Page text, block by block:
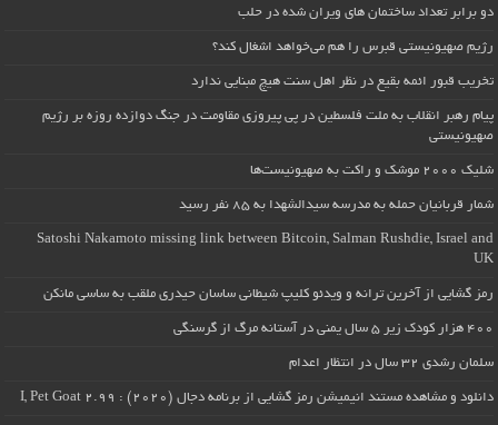
دو برابر تعداد ساختمان های ویران شده در حلب
رژیم صهیونیستی قبرس را هم می‌خواهد اشغال کند؟
تخریب قبور ائمه بقیع در نظر اهل سنت هیچ مبنایی ندارد
پیام رهبر انقلاب به ملت فلسطین در پی پیروزی مقاومت در جنگ دوازده روزه بر رژیم
صهیونیستی
شلیک ۲۰۰۰ موشک و راکت به صهیونیست‌ها
شمار قربانیان حمله به مدرسه سیدالشهدا به ۸۵ نفر رسید
Satoshi Nakamoto missing link between Bitcoin, Salman Rushdie, Israel and
UK
رمز گشایی از آخرین ترانه و ویدئو کلیپ شیطانی ساسان حیدری ملقب به ساسی مانکن
۴۰۰ هزار کودک زیر ۵ سال یمنی در آستانه مرگ از گرسنگی
سلمان رشدی ۳۲ سال در انتظار اعدام
دانلود و مشاهده مستند انیمیشن رمز گشایی از برنامه دجال (۲۰۲۰) : I, Pet Goat 2.99